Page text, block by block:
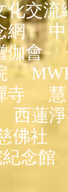
化交流
網
伽會
寺
西蓮
佛社
念館